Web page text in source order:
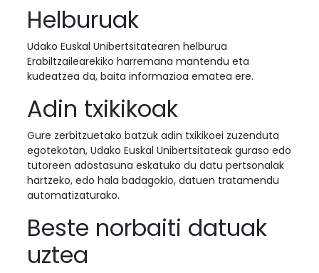
Helburuak
Udako Euskal Unibertsitatearen helburua
Erabiltzailearekiko harremana mantendu eta
kudeatzea da, baita informazioa ematea ere.
Adin txikikoak
Gure zerbitzuetako batzuk adin txikikoei zuzenduta
egotekotan, Udako Euskal Unibertsitateak guraso edo
tutoreen adostasuna eskatuko du datu pertsonalak
hartzeko, edo hala badagokio, datuen tratamendu
automatizaturako.
Beste norbaiti datuak
uztea